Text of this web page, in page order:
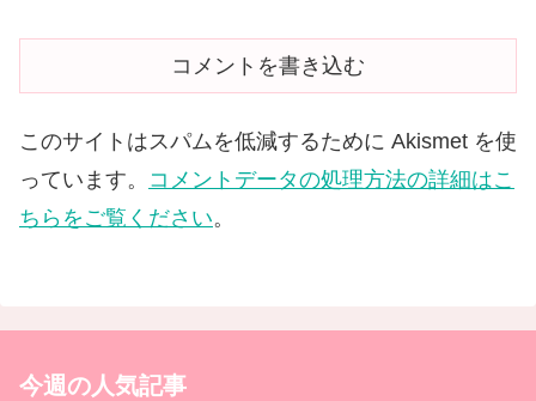
コメントを書き込む
このサイトはスパムを低減するために Akismet を使
っています。 コメントデータの処理方法の詳細はこ
ちらをご覧ください。
今週の人気記事